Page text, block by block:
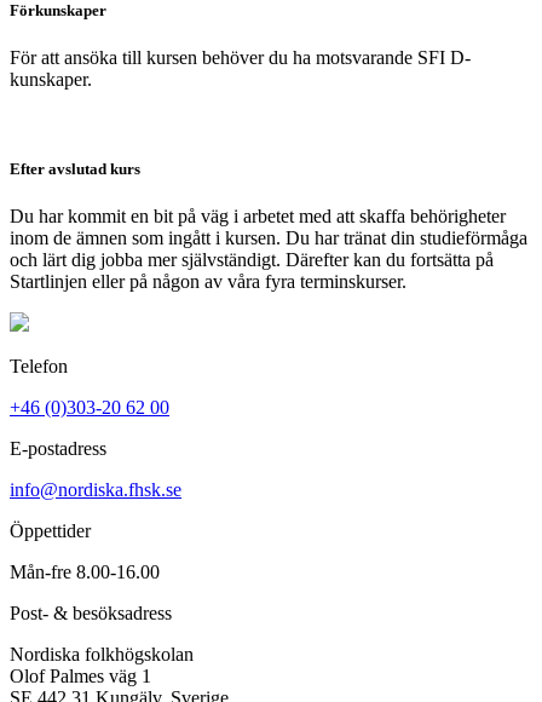
Förkunskaper
För att ansöka till kursen behöver du ha motsvarande SFI D-
kunskaper.
Efter avslutad kurs
Du har kommit en bit på väg i arbetet med att skaffa behörigheter
inom de ämnen som ingått i kursen. Du har tränat din studieförmåga
och lärt dig jobba mer självständigt. Därefter kan du fortsätta på
Startlinjen eller på någon av våra fyra terminskurser.
Telefon
+46 (0)303-20 62 00
E-postadress
info@nordiska.fhsk.se
Öppettider
Mån-fre 8.00-16.00
Post- & besöksadress
Nordiska folkhögskolan
Olof Palmes väg 1
SE 442 31 Kungälv, Sverige